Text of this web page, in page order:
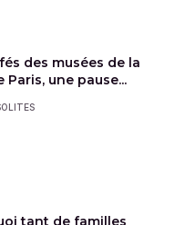
des musées de la
Paris, une pause...
tant de familles